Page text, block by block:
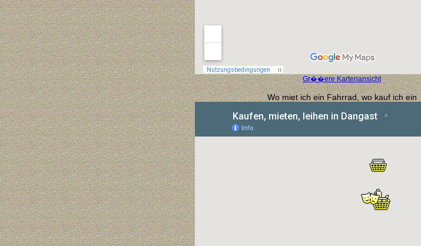
Gr��ere Kartenansicht
Wo miet ich ein Fahrrad, wo kauf ich ein